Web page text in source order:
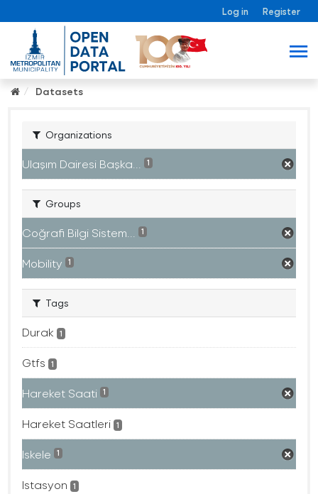
Log in Register
Datasets
Organizations
Ulaşım Dairesi Başka... 1
Groups
Coğrafi Bilgi Sistem... 1
Mobility 1
Tags
Durak 1
Gtfs 1
Hareket Saati 1
Hareket Saatleri 1
Iskele 1
Istasyon 1